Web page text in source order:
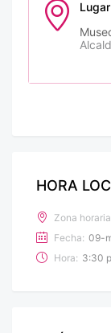
Lugar
HORA
Zona
Fecha: 09-
Hora: 3:30